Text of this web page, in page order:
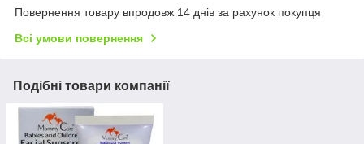
Повернення товару впродовж 14 днів за рахунок покупця
Всі умови повернення
Подібні товари компанії